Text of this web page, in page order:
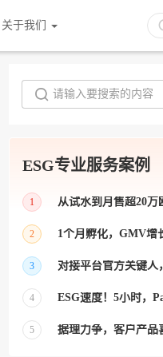
关于我们
ESG专业服务案例
1
2
1个月孵化，GMV增
业】 >> Gmarket卖家
3
对接平台官方关键人
跨境帮我解决了韩国
4
ESG速度！5小时，
ESG拥有Paypal支付
5
据理力争，客户产品